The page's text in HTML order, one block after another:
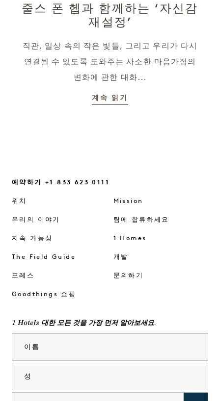
줄스 폰 헵과 함께하는 ‘자신감
재설정’
직관, 일상 속의 작은 빛들, 그리고 우리가 다시
연결될 수 있도록 도와주는 사소한 마음가짐의
변화에 관한 대화...
계속 읽기
예약하기 +1 833 623 0111
위치
우리의 이야기
지속 가능성
The Field Guide
프레스
Goodthings 쇼핑
Mission
팀에 합류하세요
1 Homes
개발
문의하기
1 Hotels 대한 모든 것을 가장 먼저 알아보세요.